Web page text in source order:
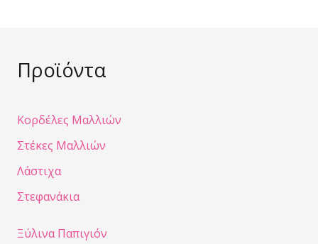
Προϊόντα
Κορδέλες Μαλλιών
Στέκες Μαλλιών
Λάστιχα
Στεφανάκια
Ξύλινα Παπιγιόν